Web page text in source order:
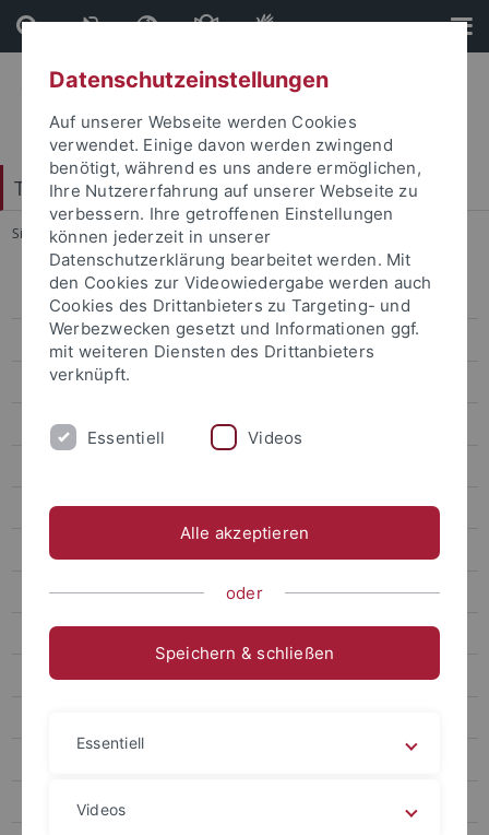
Direkt
zum
Inhalt
Direkt
zur
Fußleiste
Tübinger Forum für Wissenschaftskulturen
Sie sind hier: Startseite ... Auftakt
Studienkolleg 2006/2007
Studienkolleg 2007/2008
Studienkolleg 2008/2009
Studienkolleg 2009/2010
Studienkolleg 2011/2012
Studienkolleg 2012/2013
Studienkolleg 2013/2014
Studienkolleg 2014/2015
Programm
Auftakt
Datenschutzeinstellungen
Auf unserer Webseite werden Cookies
verwendet. Einige davon werden zwingend
benötigt, während es uns andere ermöglichen,
Ihre Nutzererfahrung auf unserer Webseite zu
verbessern. Ihre getroffenen Einstellungen
können jederzeit in unserer
Datenschutzerklärung bearbeitet werden. Mit
den Cookies zur Videowiedergabe werden auch
Cookies des Drittanbieters zu Targeting- und
Werbezwecken gesetzt und Informationen ggf.
mit weiteren Diensten des Drittanbieters
verknüpft.
Essentiell Videos
Alle akzeptieren
oder
Speichern & schließen
Essentiell
Videos